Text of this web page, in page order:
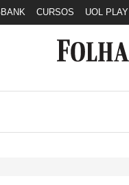
CURSOS UOL PLAY